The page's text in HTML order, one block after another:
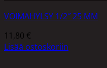
VOIMAHYLSY 1/2″ 25 MM
11,80 €
Lisää ostoskoriin